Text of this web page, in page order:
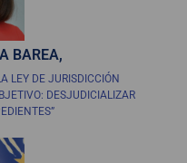
BAREA,
LEY DE JURISDICCIÓN
DESJUDICIALIZAR